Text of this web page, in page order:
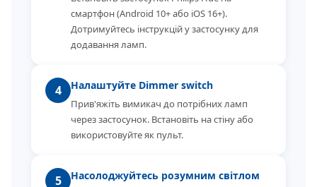
смартфон (Android 10+ або iOS 16+).
Дотримуйтесь інструкцій у застосунку для
додавання ламп.
4 Налаштуйте Dimmer switch
Прив'яжіть вимикач до потрібних ламп
через застосунок. Встановіть на стіну або
використовуйте як пульт.
5 Насолоджуйтесь розумним світлом